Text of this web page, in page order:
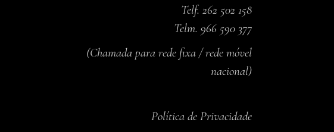
Telf. 262 502 158
Telm. 966 590 377
(Chamada para rede fixa / rede móvel
nacional)
Política de Privacidade